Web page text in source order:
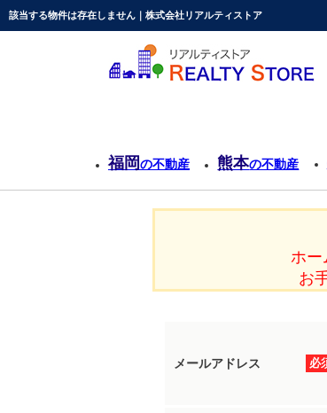
該当する物件は存在しません｜株式会社リアルティストア
福岡の不動産 熊本の不動産
ホー
お
必
メールアドレス